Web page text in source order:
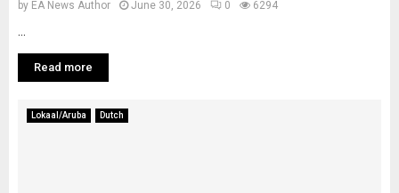
by EA News Author June 30, 2026 0 6294
Read more
Lokaal/Aruba Dutch